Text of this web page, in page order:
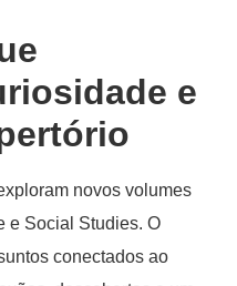
e
novos volumes
e Social Studies. O
conectados ao